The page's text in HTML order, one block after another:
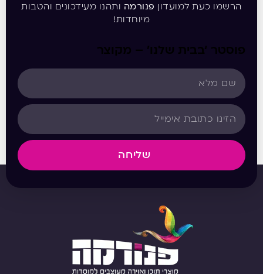
הרשמו כעת למועדון פנורמה ותהנו מעידכונים והטבות
מיוחדות!
פוסטר ‘בבית שלנו’ – מקוצר
שליחה